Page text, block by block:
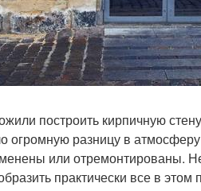
построить кирпичную
огромную разницу в
или отремонтированы.
практически все в